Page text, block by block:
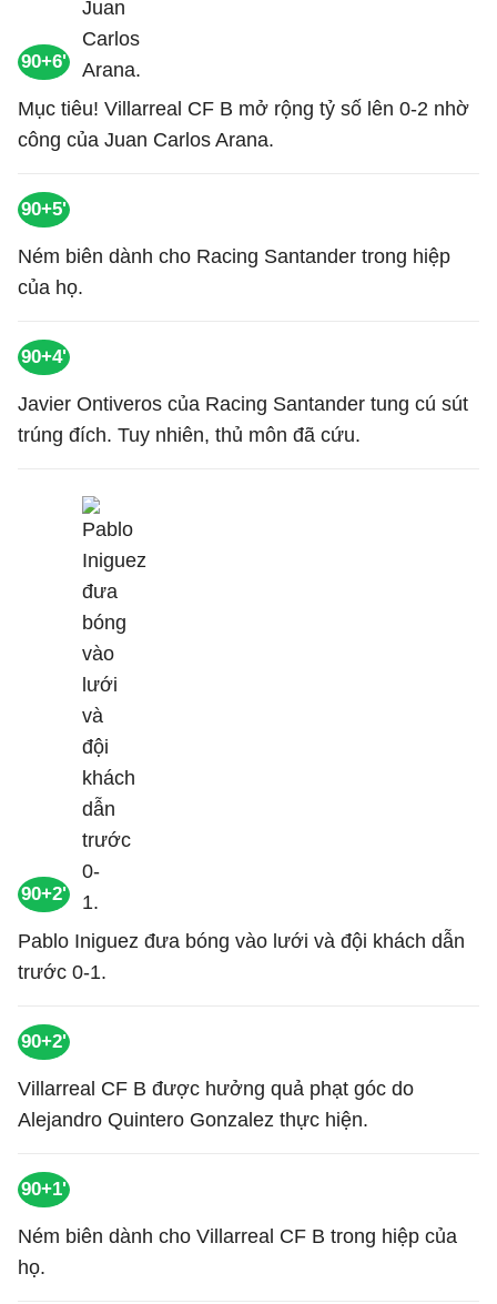
90+6'
Mục tiêu! Villarreal CF B mở rộng tỷ số lên 0-2 nhờ
công của Juan Carlos Arana.
90+5'
Ném biên dành cho Racing Santander trong hiệp
của họ.
90+4'
Javier Ontiveros của Racing Santander tung cú sút
trúng đích. Tuy nhiên, thủ môn đã cứu.
90+2'
Pablo Iniguez đưa bóng vào lưới và đội khách dẫn
trước 0-1.
90+2'
Villarreal CF B được hưởng quả phạt góc do
Alejandro Quintero Gonzalez thực hiện.
90+1'
Ném biên dành cho Villarreal CF B trong hiệp của
họ.